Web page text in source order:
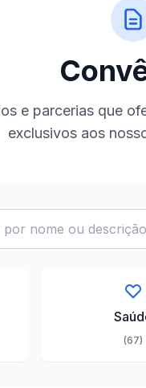
e parcerias que
exclusivos aos
(67)